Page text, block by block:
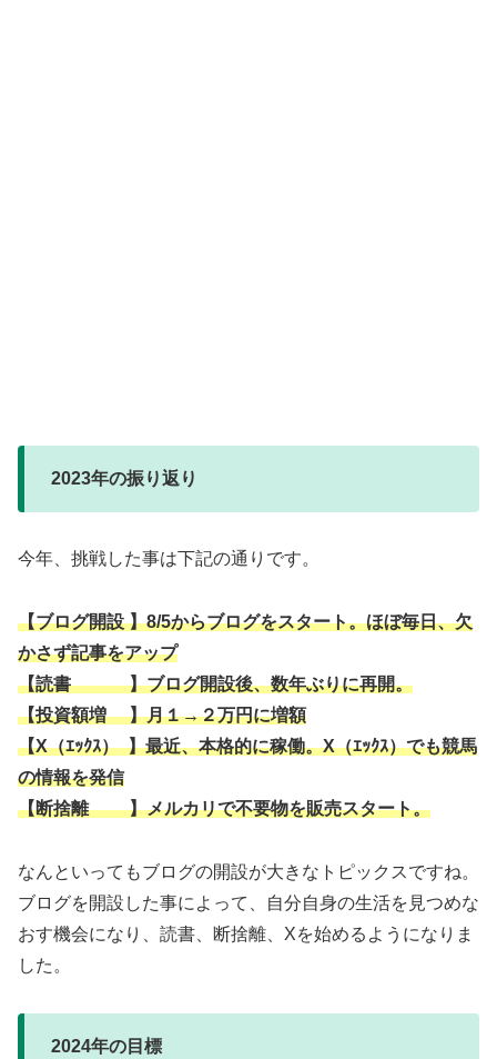
2023年の振り返り
今年、挑戦した事は下記の通りです。
【ブログ開設 】8/5からブログをスタート。ほぼ毎日、欠
かさず記事をアップ
【読書 】ブログ開設後、数年ぶりに再開。
【投資額増 】月１→２万円に増額
【X（ｴｯｸｽ） 】最近、本格的に稼働。X（ｴｯｸｽ）でも競馬
の情報を発信
【断捨離 】メルカリで不要物を販売スタート。
なんといってもブログの開設が大きなトピックスですね。
ブログを開設した事によって、自分自身の生活を見つめな
おす機会になり、読書、断捨離、Xを始めるようになりま
した。
2024年の目標